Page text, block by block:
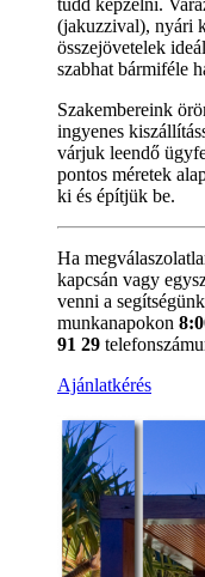
(jakuzzival), nyári
összejövetelek
szabhat bármiféle
Szakembereink
ingyenes
várjuk leendő
pontos méretek
ki és építjük be.
Ha
kapcsán vagy
venni a
munkanapokon
91 29
Ajánlatkérés